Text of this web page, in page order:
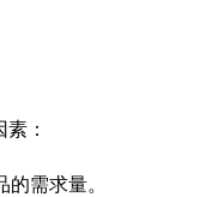
：
的需求量。